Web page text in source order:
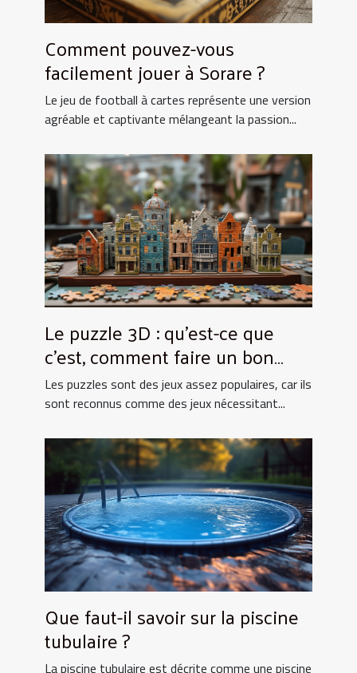
Comment pouvez-vous
facilement jouer à Sorare ?
Le jeu de football à cartes représente une version
agréable et captivante mélangeant la passion...
Le puzzle 3D : qu’est-ce que
c’est, comment faire un bon
choix ?
Les puzzles sont des jeux assez populaires, car ils
sont reconnus comme des jeux nécessitant...
Que faut-il savoir sur la piscine
tubulaire ?
La piscine tubulaire est décrite comme une piscine